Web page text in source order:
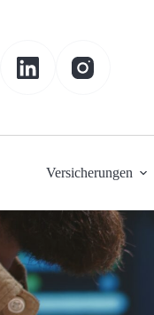
Versicherungen